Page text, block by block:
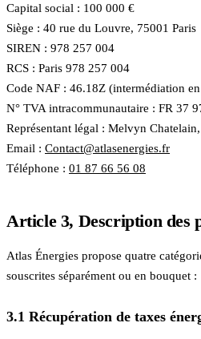
Capital social : 100 000 €
Siège : 40 rue du Louvre, 75001 Paris
SIREN : 978 257 004
RCS : Paris 978 257 004
Code NAF : 46.18Z (intermédiation
N° TVA intracommunautaire : FR 37
Représentant légal : Melvyn
Email : Contact@atlasenergies.fr
Téléphone : 01 87 66 56 08
Article 3, Description des
Atlas Énergies propose quatre
souscrites séparément ou en bouquet :
3.1 Récupération de taxes